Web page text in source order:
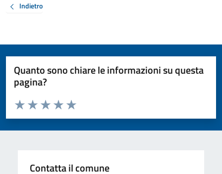
Indietro
Quanto sono chiare le informazioni su questa
pagina?
Valuta da 1 a 5 stelle la pagina
Valuta 5 stelle su 5
Valuta 4 stelle su 5
Valuta 3 stelle su 5
Valuta 2 stelle su 5
Valuta 1 stelle su 5
Contatta il comune